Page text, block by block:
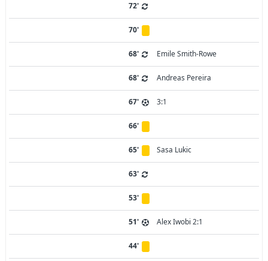
72'
70'
68' Emile Smith-Rowe
68' Andreas Pereira
67' 3:1
66'
65' Sasa Lukic
63'
53'
51' Alex Iwobi 2:1
44'